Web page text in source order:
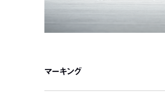
マーキング